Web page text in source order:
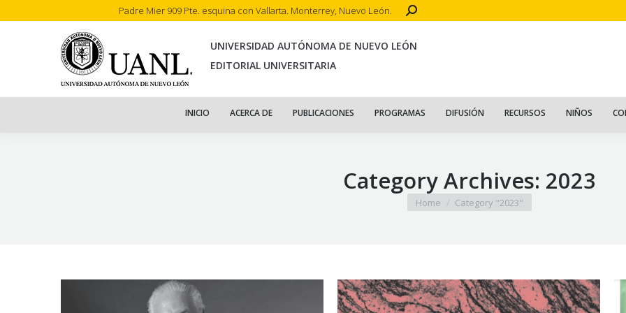
Padre Mier 909 Pte. esquina con Vallarta. Monterrey, Nuevo León. Search:
UNIVERSIDAD AUTÓNOMA DE NUEVO LEÓN
EDITORIAL UNIVERSITARIA
INICIO ACERCA DE PUBLICACIONES PROGRAMAS DIFUSIÓN RECURSOS NIÑOS
Category Archives: 2023
You are here:
Home Category "2023"
INICIO ACERCA DE PUBLICACIONES PROGRAMAS DIFUSIÓN